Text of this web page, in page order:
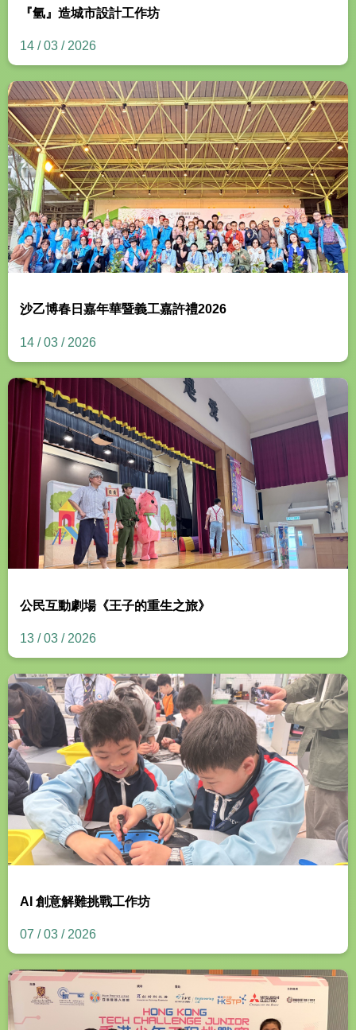
『氫』造城市設計工作坊
14 / 03 / 2026
沙乙博春日嘉年華暨義工嘉許禮2026
14 / 03 / 2026
公民互動劇場《王子的重生之旅》
13 / 03 / 2026
AI 創意解難挑戰工作坊
07 / 03 / 2026